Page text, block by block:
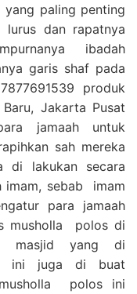
yang paling penting
lurus dan rapatnya
ibadah
garis shaf pada
produk
Jakarta Pusat
jamaah untuk
sah mereka
di lakukan secara
imam, sebab imam
para jamaah
musholla polos di
masjid yang di
ini juga di buat
musholla polos ini